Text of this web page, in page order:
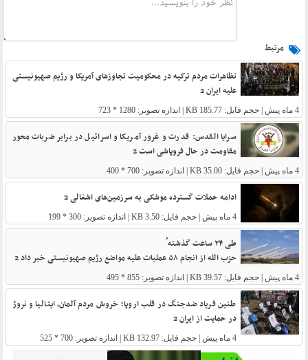
مرتبط
تظاهرات مردم ترکیه در محکومیت تجاوزهای آمریکا و رژیم صهیونیستی
علیه ایران 2
4 ماه پیش | حجم فایل: 185.77 KB | اندازه تصویر: 1280 * 723
سرایا القدس: قدرت و غرور آمریکا و اسرائیل در برابر ضربات محور
مقاومت در حال فروپاشی است 2
4 ماه پیش | حجم فایل: 35.00 KB | اندازه تصویر: 700 * 400
ادامه حملات گسترده موشکی به سرزمین‌های اشغالی 2
4 ماه پیش | حجم فایل: 3.50 KB | اندازه تصویر: 300 * 199
طی ۲۴ ساعت گذشته ُ
حزب ‌الله از انجام ۵۸ عملیات علیه مواضع رژیم صهیونیستی خبر داد 2
4 ماه پیش | حجم فایل: 39.57 KB | اندازه تصویر: 855 * 495
طنین فریاد ضدجنگ در قلب اروپا؛ خروش مردم آلمان، ایتالیا و نروژ
در حمایت از ایران 2
4 ماه پیش | حجم فایل: 132.97 KB | اندازه تصویر: 700 * 525